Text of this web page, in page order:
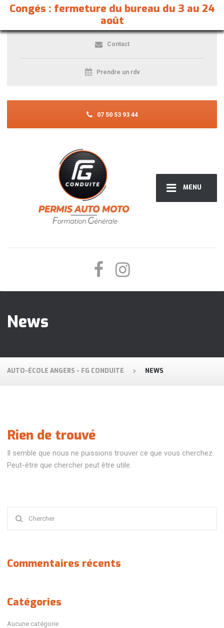
Congés : fermeture du bureau du 3 au 24
août
MENU
Contact
Prendre un rdv
07 50 53 93 44
News
AUTO-ÉCOLE ANGERS - FG CONDUITE NEWS
Rien de trouvé
Il semble que nous ne puissions trouver ce que vous cherchez.
Peut-être que chercher peut être utile.
Commentaires récents
Catégories
Aucune catégorie